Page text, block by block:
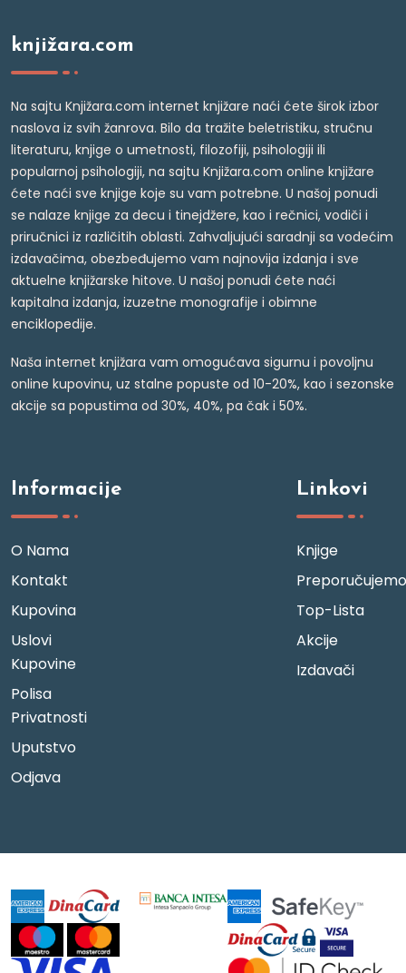
knjižara.com
Na sajtu Knjižara.com internet knjižare naći ćete širok izbor
naslova iz svih žanrova. Bilo da tražite beletristiku, stručnu
literaturu, knjige o umetnosti, filozofiji, psihologiji ili
popularnoj psihologiji, na sajtu Knjižara.com online knjižare
ćete naći sve knjige koje su vam potrebne. U našoj ponudi
se nalaze knjige za decu i tinejdžere, kao i rečnici, vodiči i
priručnici iz različitih oblasti. Zahvaljujući saradnji sa vodećim
izdavačima, obezbeđujemo vam najnovija izdanja i sve
aktuelne knjižarske hitove. U našoj ponudi ćete naći
kapitalna izdanja, izuzetne monografije i obimne
enciklopedije.
Naša internet knjižara vam omogućava sigurnu i povoljnu
online kupovinu, uz stalne popuste od 10-20%, kao i sezonske
akcije sa popustima od 30%, 40%, pa čak i 50%.
Informacije
O Nama
Kontakt
Kupovina
Uslovi
Kupovine
Polisa
Privatnosti
Uputstvo
Odjava
Linkovi
Knjige
Preporučujemo
Top-Lista
Akcije
Izdavači